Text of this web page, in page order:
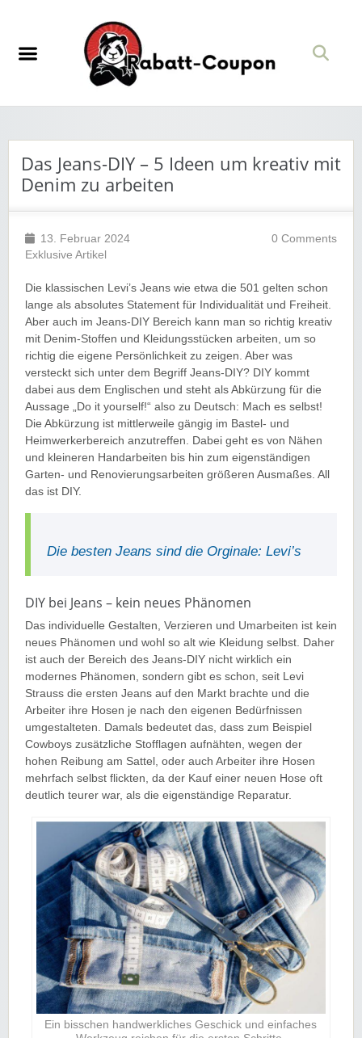
Das Jeans-DIY – 5 Ideen um kreativ mit
Denim zu arbeiten
13. Februar 2024
Exklusive Artikel
0 Comments
Die klassischen Levi’s Jeans wie etwa die 501 gelten schon
lange als absolutes Statement für Individualität und Freiheit.
Aber auch im Jeans-DIY Bereich kann man so richtig kreativ
mit Denim-Stoffen und Kleidungsstücken arbeiten, um so
richtig die eigene Persönlichkeit zu zeigen. Aber was
versteckt sich unter dem Begriff Jeans-DIY? DIY kommt
dabei aus dem Englischen und steht als Abkürzung für die
Aussage „Do it yourself!“ also zu Deutsch: Mach es selbst!
Die Abkürzung ist mittlerweile gängig im Bastel- und
Heimwerkerbereich anzutreffen. Dabei geht es von Nähen
und kleineren Handarbeiten bis hin zum eigenständigen
Garten- und Renovierungsarbeiten größeren Ausmaßes. All
das ist DIY.
Die besten Jeans sind die Orginale: Levi’s
DIY bei Jeans – kein neues Phänomen
Das individuelle Gestalten, Verzieren und Umarbeiten ist kein
neues Phänomen und wohl so alt wie Kleidung selbst. Daher
ist auch der Bereich des Jeans-DIY nicht wirklich ein
modernes Phänomen, sondern gibt es schon, seit Levi
Strauss die ersten Jeans auf den Markt brachte und die
Arbeiter ihre Hosen je nach den eigenen Bedürfnissen
umgestalteten. Damals bedeutet das, dass zum Beispiel
Cowboys zusätzliche Stofflagen aufnähten, wegen der
hohen Reibung am Sattel, oder auch Arbeiter ihre Hosen
mehrfach selbst flickten, da der Kauf einer neuen Hose oft
deutlich teurer war, als die eigenständige Reparatur.
Ein bisschen handwerkliches Geschick und einfaches